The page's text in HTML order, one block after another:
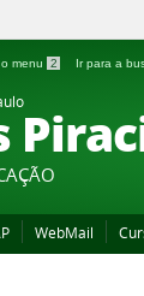
menu 2 Ir para a
WebMail